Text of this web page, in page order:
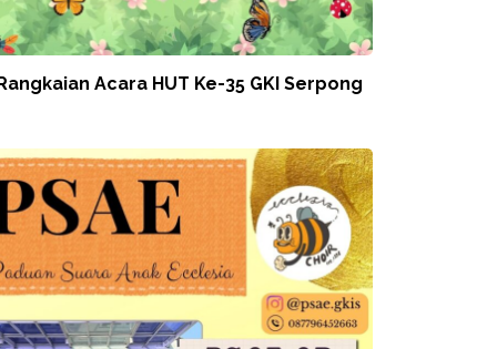
Acara HUT Ke-35 GKI Serpong